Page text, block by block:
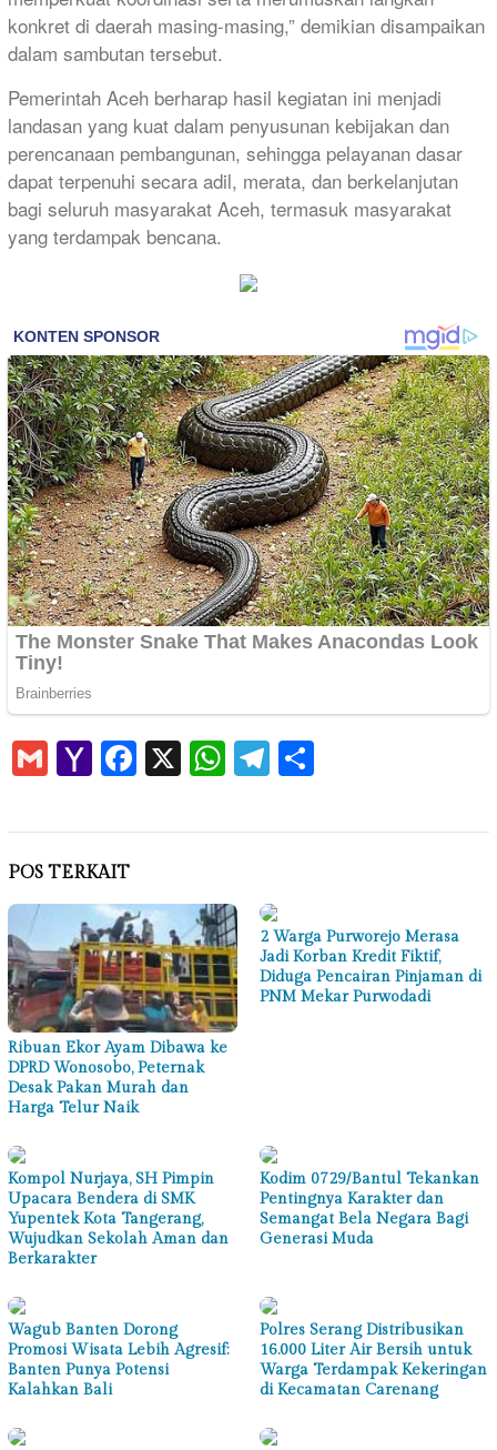
konkret di daerah masing-masing,” demikian disampaikan
dalam sambutan tersebut.
Pemerintah Aceh berharap hasil kegiatan ini menjadi
landasan yang kuat dalam penyusunan kebijakan dan
perencanaan pembangunan, sehingga pelayanan dasar
dapat terpenuhi secara adil, merata, dan berkelanjutan
bagi seluruh masyarakat Aceh, termasuk masyarakat
yang terdampak bencana.
GmailYahoo
Mail
Facebook
X WhatsApp
Telegram
POS TERKAIT
Ribuan Ekor Ayam Dibawa ke
DPRD Wonosobo, Peternak
Desak Pakan Murah dan
Harga Telur Naik
2 Warga Purworejo Merasa
Jadi Korban Kredit Fiktif,
Diduga Pencairan Pinjaman di
PNM Mekar Purwodadi
Kompol Nurjaya, SH Pimpin
Upacara Bendera di SMK
Yupentek Kota Tangerang,
Wujudkan Sekolah Aman dan
Berkarakter
Kodim 0729/Bantul Tekankan
Pentingnya Karakter dan
Semangat Bela Negara Bagi
Generasi Muda
Wagub Banten Dorong
Promosi Wisata Lebih Agresif:
Banten Punya Potensi
Kalahkan Bali
Polres Serang Distribusikan
16.000 Liter Air Bersih untuk
Warga Terdampak Kekeringan
di Kecamatan Carenang